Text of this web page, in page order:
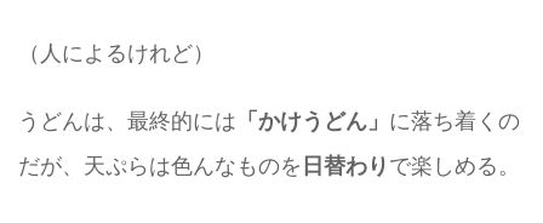
（人によるけれど）
うどんは、最終的には 「かけうどん」 に落ち着くの
だが、天ぷらは色んなものを日替わりで楽しめる。